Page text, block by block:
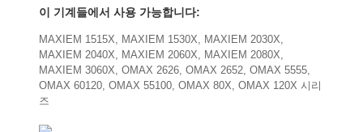
이 기계들에서 사용 가능합니다:
MAXIEM 1515X, MAXIEM 1530X, MAXIEM 2030X,
MAXIEM 2040X, MAXIEM 2060X, MAXIEM 2080X,
MAXIEM 3060X, OMAX 2626, OMAX 2652, OMAX 5555,
OMAX 60120, OMAX 55100, OMAX 80X, OMAX 120X 시리
즈